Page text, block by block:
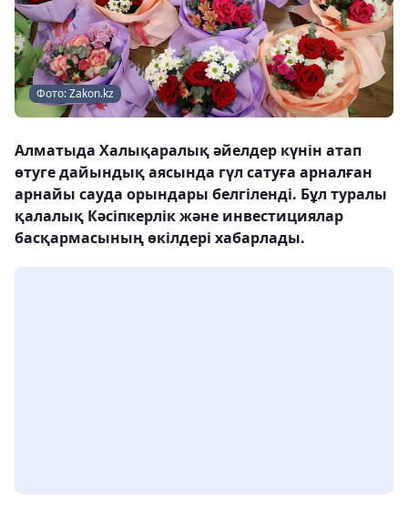
Фото: Zakon.kz
Алматыда Халықаралық әйелдер күнін атап
өтуге дайындық аясында гүл сатуға арналған
арнайы сауда орындары белгіленді. Бұл туралы
қалалық Кәсіпкерлік және инвестициялар
басқармасының өкілдері хабарлады.